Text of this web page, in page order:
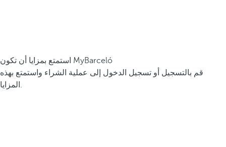
استمتع بمزايا أن تكون MyBarceló
قم بالتسجيل أو تسجيل الدخول إلى عملية الشراء واستمتع بهذه
المزايا.